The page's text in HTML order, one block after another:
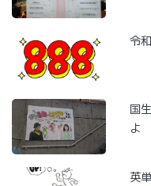
令
国
よ
英